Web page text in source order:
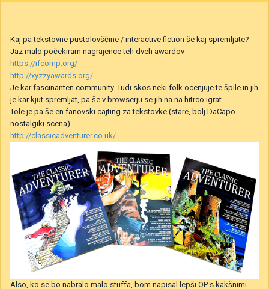
Kaj pa tekstovne pustolovščine / interactive fiction še kaj spremljate?
Jaz malo počekiram nagrajence teh dveh awardov
https://ifcomp.org/
http://xyzzyawards.org/
Je kar fascinanten community. Tudi skos neki folk ocenjuje te špile in jih
je kar kjut spremljat, pa še v browserju se jih na na hitrco igrat
Tole je pa še en fanovski cajting za tekstovke (stare, bolj DaCapo-
nostalgiki scena)
http://classicadventurer.co.uk/
Also, ko se bo nabralo malo stuffa, bom napisal lepši OP s kakšnimi